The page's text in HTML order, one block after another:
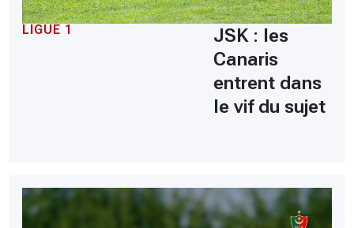
LIGUE 1
JSK : les
Canaris
entrent dans
le vif du sujet